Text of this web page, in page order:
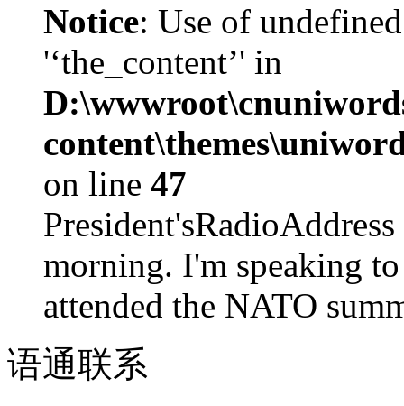
Notice: Use of
'‘the_content’' in
on line 47
morning. I'm speaking
attended the NATO
语通联系